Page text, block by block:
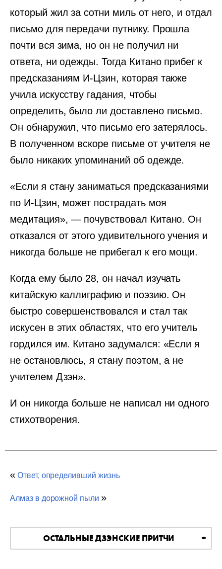
который жил за сотни миль от него, и отдал
письмо для передачи путнику. Прошла
почти вся зима, но он не получил ни
ответа, ни одежды. Тогда Китано прибег к
предсказаниям И-Цзин, которая также
учила искусству гадания, чтобы
определить, было ли доставлено письмо.
Он обнаружил, что письмо его затерялось.
В полученном вскоре письме от учителя не
было никаких упоминаний об одежде.
«Если я стану заниматься предсказаниями
по И-Цзин, может пострадать моя
медитация», — почувствовал Китано. Он
отказался от этого удивительного учения и
никогда больше не прибегал к его мощи.
Когда ему было 28, он начал изучать
китайскую каллиграфию и поэзию. Он
быстро совершенствовался и стал так
искусен в этих областях, что его учитель
гордился им. Китано задумался: «Если я
не остановлюсь, я стану поэтом, а не
учителем Дзэн».
И он никогда больше не написал ни одного
стихотворения.
« Ответ, определивший жизнь
Алмаз в дорожной пыли »
ОСТАЛЬНЫЕ ДЗЭНСКИЕ ПРИТЧИ